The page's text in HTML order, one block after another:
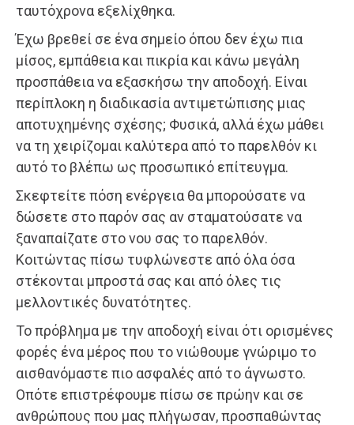
ταυτόχρονα εξελίχθηκα.
Έχω βρεθεί σε ένα σημείο όπου δεν έχω πια
μίσος, εμπάθεια και πικρία και κάνω μεγάλη
προσπάθεια να εξασκήσω την αποδοχή. Είναι
περίπλοκη η διαδικασία αντιμετώπισης μιας
αποτυχημένης σχέσης; Φυσικά, αλλά έχω μάθει
να τη χειρίζομαι καλύτερα από το παρελθόν κι
αυτό το βλέπω ως προσωπικό επίτευγμα.
Σκεφτείτε πόση ενέργεια θα μπορούσατε να
δώσετε στο παρόν σας αν σταματούσατε να
ξαναπαίζατε στο νου σας το παρελθόν.
Κοιτώντας πίσω τυφλώνεστε από όλα όσα
στέκονται μπροστά σας και από όλες τις
μελλοντικές δυνατότητες.
Το πρόβλημα με την αποδοχή είναι ότι ορισμένες
φορές ένα μέρος που το νιώθουμε γνώριμο το
αισθανόμαστε πιο ασφαλές από το άγνωστο.
Οπότε επιστρέφουμε πίσω σε πρώην και σε
ανθρώπους που μας πλήγωσαν, προσπαθώντας